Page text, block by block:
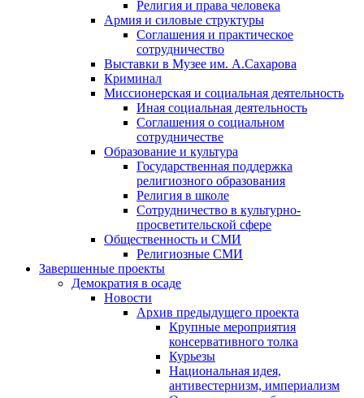
Религия и права человека
Армия и силовые структуры
Соглашения и практическое
сотрудничество
Выставки в Музее им. А.Сахарова
Криминал
Миссионерская и социальная деятельность
Иная социальная деятельность
Соглашения о социальном
сотрудничестве
Образование и культура
Государственная поддержка
религиозного образования
Религия в школе
Сотрудничество в культурно-
просветительской сфере
Общественность и СМИ
Религиозные СМИ
Завершенные проекты
Демократия в осаде
Новости
Архив предыдущего проекта
Крупные мероприятия
консервативного толка
Курьезы
Национальная идея,
антивестернизм, империализм